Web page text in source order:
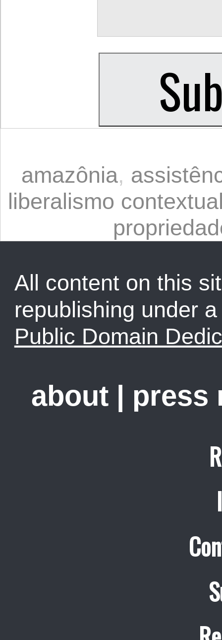
amazônia,
liberalismo
All content on this
republishing under
Public Domain
about | press